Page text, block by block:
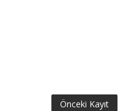
Önceki Kayıt